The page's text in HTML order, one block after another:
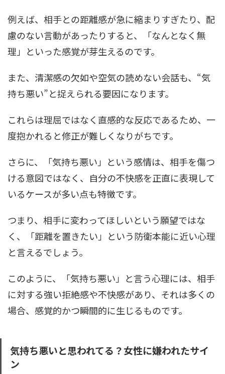
例えば、相手との距離感が急に縮まりすぎたり、配
慮のない言動があったりすると、「なんとなく無
理」といった感覚が芽生えるのです。
また、清潔感の欠如や空気の読めない会話も、“気
持ち悪い”と捉えられる要因になります。
これらは理屈ではなく直感的な反応であるため、一
度抱かれると修正が難しくなりがちです。
さらに、「気持ち悪い」という感情は、相手を傷つ
ける意図ではなく、自分の不快感を正直に表現して
いるケースが多い点も特徴です。
つまり、相手に変わってほしいという願望ではな
く、「距離を置きたい」という防衛本能に近い心理
と言えるでしょう。
このように、「気持ち悪い」と言う心理には、相手
に対する強い拒絶感や不快感があり、それは多くの
場合、感覚的かつ瞬間的に生じるものです。
気持ち悪いと思われてる？女性に嫌われたサイ
ン